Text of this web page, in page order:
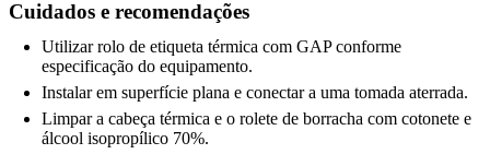
Cuidados e recomendações
Utilizar rolo de etiqueta térmica com GAP conforme
especificação do equipamento.
Instalar em superfície plana e conectar a uma tomada aterrada.
Limpar a cabeça térmica e o rolete de borracha com cotonete e
álcool isopropílico 70%.